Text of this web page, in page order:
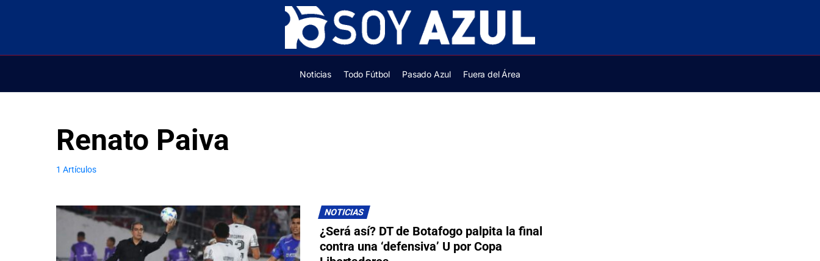
Noticias Todo Fútbol Pasado Azul Fuera del Área
Renato Paiva
1 Artículos
NOTICIAS
¿Será así? DT de Botafogo palpita la final
contra una ‘defensiva’ U por Copa